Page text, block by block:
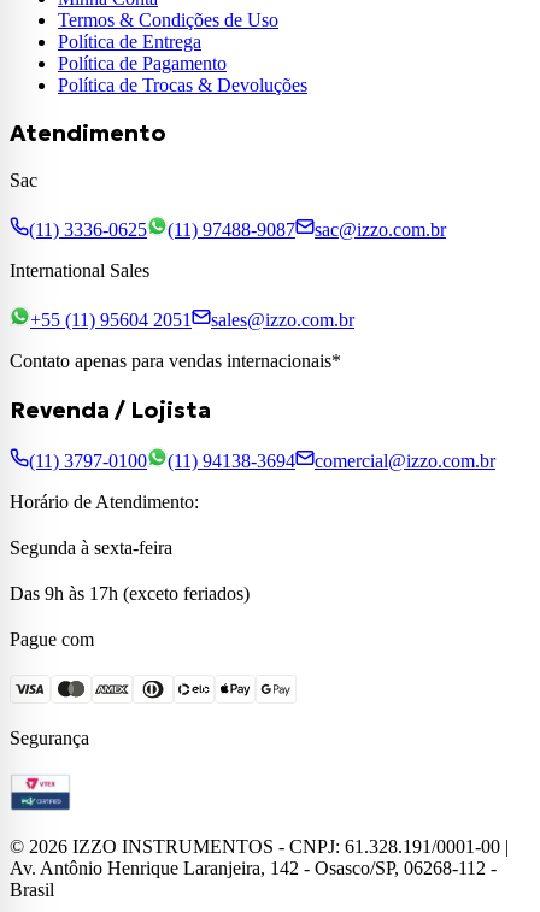
Termos & Condições de Uso
Política de Entrega
Política de Pagamento
Política de Trocas & Devoluções
Atendimento
Sac
(11) 3336-0625 (11) 97488-9087
sac@izzo.com.br
International Sales
+55 (11) 95604 2051
sales@izzo.com.br
Contato apenas para vendas internacionais*
Revenda / Lojista
(11) 3797-0100 (11) 94138-3694
comercial@izzo.com.br
Horário de Atendimento:
Segunda à sexta-feira
Das 9h às 17h (exceto feriados)
Pague com
Segurança
© 2026 IZZO INSTRUMENTOS - CNPJ: 61.328.191/0001-00 |
Av. Antônio Henrique Laranjeira, 142 - Osasco/SP, 06268-112 -
Brasil